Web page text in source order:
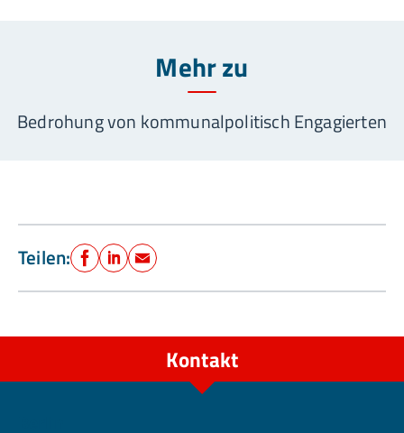
Mehr zu
Bedrohung von kommunalpolitisch Engagierten
Teilen: Facebook
LinkedIn
E-Mail
Kontakt